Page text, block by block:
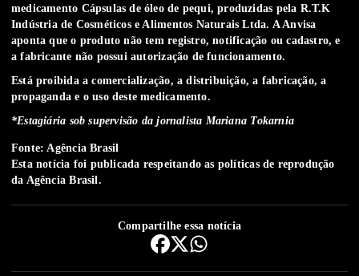
medicamento Cápsulas de óleo de pequi, produzidas pela R.T.K
Indústria de Cosméticos e Alimentos Naturais Ltda. A Anvisa
aponta que o produto não tem registro, notificação ou cadastro, e
a fabricante não possui autorização de funcionamento.
Está proibida a comercialização, a distribuição, a fabricação, a
propaganda e o uso deste medicamento.
*Estagiária sob supervisão da jornalista Mariana Tokarnia
Fonte: Agência Brasil
Esta notícia foi publicada respeitando as políticas de reprodução
da Agência Brasil.
Compartilhe essa notícia